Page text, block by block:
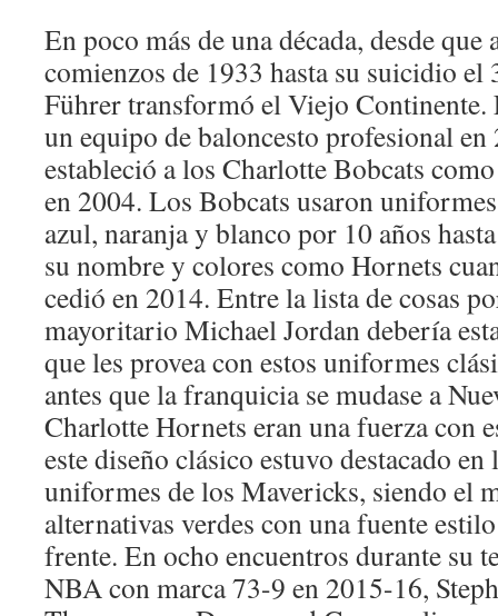
En poco más de una década, desde que
comienzos de 1933 hasta su suicidio
Führer transformó el Viejo Continente.
un equipo de baloncesto profesional
estableció a los Charlotte Bobcats
en 2004. Los Bobcats usaron
azul, naranja y blanco por 10 años
su nombre y colores como Hornets
cedió en 2014. Entre la lista de cosas
mayoritario Michael Jordan debería
que les provea con estos uniformes
antes que la franquicia se mudase a
Charlotte Hornets eran una fuerza con
este diseño clásico estuvo destacado
uniformes de los Mavericks, siendo el
alternativas verdes con una fuente
frente. En ocho encuentros durante su
NBA con marca 73-9 en 2015-16,